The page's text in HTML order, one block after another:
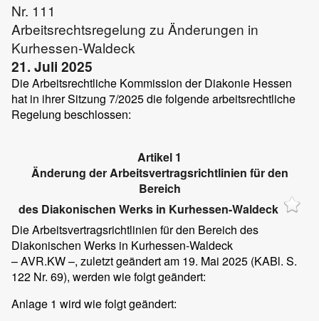
Nr. 111
Arbeitsrechtsregelung zu Änderungen in
Kurhessen-Waldeck
21. Juli 2025
Die Arbeitsrechtliche Kommission der Diakonie Hessen
hat in ihrer Sitzung 7/2025 die folgende arbeitsrechtliche
Regelung beschlossen:
Artikel 1
Änderung der Arbeitsvertragsrichtlinien für den
Bereich
des Diakonischen Werks in Kurhessen-Waldeck
Die Arbeitsvertragsrichtlinien für den Bereich des
Diakonischen Werks in Kurhessen-Waldeck
– AVR.KW –, zuletzt geändert am 19. Mai 2025 (KABl. S.
122 Nr. 69), werden wie folgt geändert:
Anlage 1 wird wie folgt geändert: